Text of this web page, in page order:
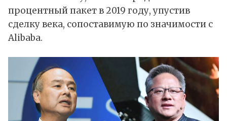
процентный пакет в 2019 году, упустив
сделку века, сопоставимую по значимости с
Alibaba.